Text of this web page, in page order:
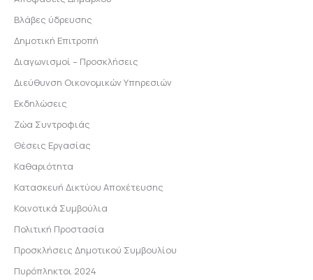
Βλάβες ύδρευσης
Δημοτική Επιτροπή
Διαγωνισμοί – Προσκλήσεις
Διεύθυνση Οικονομικών Υπηρεσιών
Εκδηλώσεις
Ζώα Συντροφιάς
Θέσεις Εργασίας
Καθαριότητα
Κατασκευή Δικτύου Αποχέτευσης
Κοινοτικά Συμβούλια
Πολιτική Προστασία
Προσκλήσεις Δημοτικού Συμβουλίου
Πυρόπληκτοι 2024